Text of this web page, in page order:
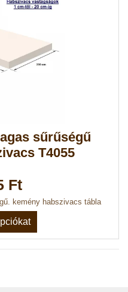
sűrűségű
T4055
Ft
kemény habszivacs tábla